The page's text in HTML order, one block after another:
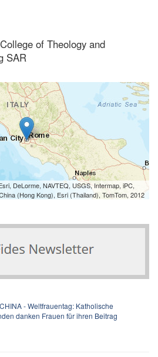
of Theology and
SAR
DeLorme, NAVTEQ, USGS, Intermap, iPC,
(Hong Kong), Esri (Thailand), TomTom, 2012
- Weltfrauentag: Katholische
danken Frauen für ihren Beitrag